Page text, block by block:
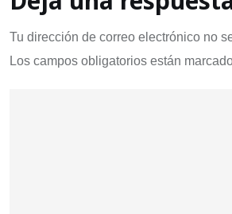
Tu dirección de correo electrónico no
Los campos obligatorios están